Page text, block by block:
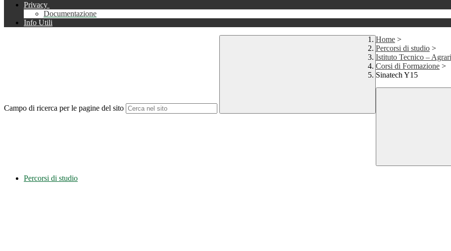
Privacy
Documentazione
Info Utili
Campo di ricerca per le pagine del sito
Home >
Percorsi di studio >
Istituto Tecnico –
Corsi di Formazione >
Sinatech Y15
Percorsi di studio